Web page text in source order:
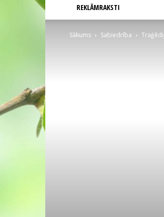
REKLĀMRAKSTI
Sākums Sabiedrība